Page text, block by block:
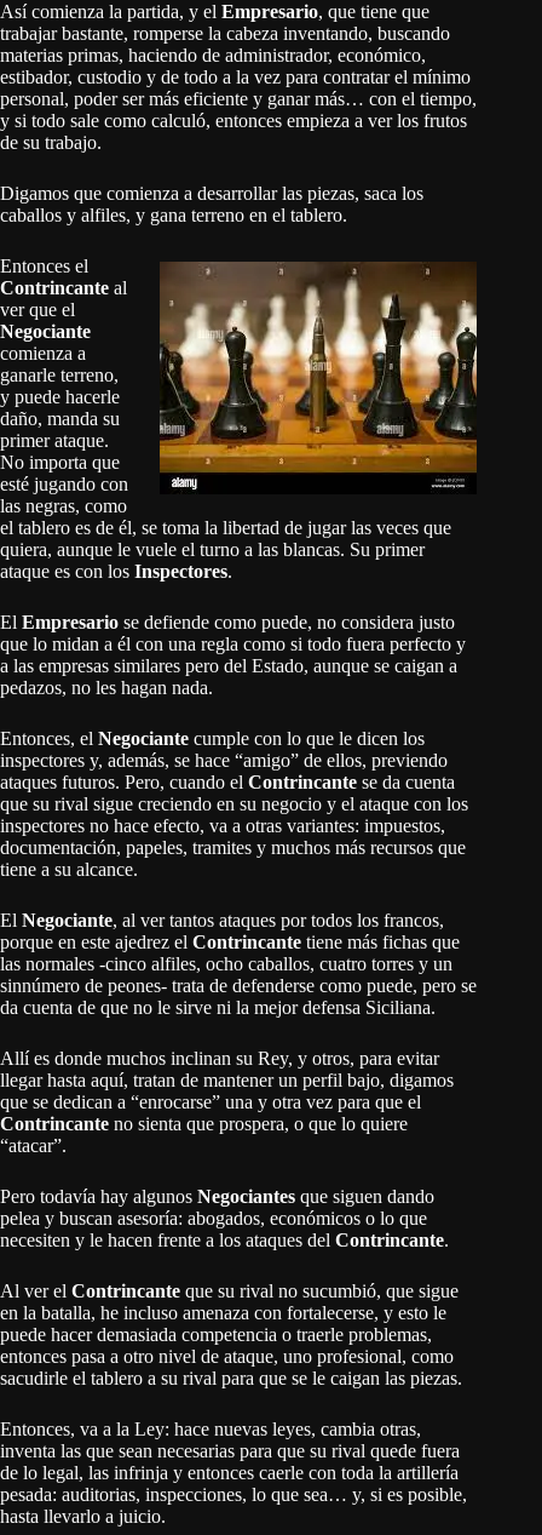
Así comienza la partida, y el Empresario, que tiene que
trabajar bastante, romperse la cabeza inventando, buscando
materias primas, haciendo de administrador, económico,
estibador, custodio y de todo a la vez para contratar el mínimo
personal, poder ser más eficiente y ganar más… con el tiempo,
y si todo sale como calculó, entonces empieza a ver los frutos
de su trabajo.
Digamos que comienza a desarrollar las piezas, saca los
caballos y alfiles, y gana terreno en el tablero.
Entonces el
Contrincante al
ver que el
Negociante
comienza a
ganarle terreno,
y puede hacerle
daño, manda su
primer ataque.
No importa que
esté jugando con
las negras, como
el tablero es de él, se toma la libertad de jugar las veces que
quiera, aunque le vuele el turno a las blancas. Su primer
ataque es con los Inspectores.
El Empresario se defiende como puede, no considera justo
que lo midan a él con una regla como si todo fuera perfecto y
a las empresas similares pero del Estado, aunque se caigan a
pedazos, no les hagan nada.
Entonces, el Negociante cumple con lo que le dicen los
inspectores y, además, se hace “amigo” de ellos, previendo
ataques futuros. Pero, cuando el Contrincante se da cuenta
que su rival sigue creciendo en su negocio y el ataque con los
inspectores no hace efecto, va a otras variantes: impuestos,
documentación, papeles, tramites y muchos más recursos que
tiene a su alcance.
El Negociante, al ver tantos ataques por todos los francos,
porque en este ajedrez el Contrincante tiene más fichas que
las normales -cinco alfiles, ocho caballos, cuatro torres y un
sinnúmero de peones- trata de defenderse como puede, pero se
da cuenta de que no le sirve ni la mejor defensa Siciliana.
Allí es donde muchos inclinan su Rey, y otros, para evitar
llegar hasta aquí, tratan de mantener un perfil bajo, digamos
que se dedican a “enrocarse” una y otra vez para que el
Contrincante no sienta que prospera, o que lo quiere
“atacar”.
Pero todavía hay algunos Negociantes que siguen dando
pelea y buscan asesoría: abogados, económicos o lo que
necesiten y le hacen frente a los ataques del Contrincante.
Al ver el Contrincante que su rival no sucumbió, que sigue
en la batalla, he incluso amenaza con fortalecerse, y esto le
puede hacer demasiada competencia o traerle problemas,
entonces pasa a otro nivel de ataque, uno profesional, como
sacudirle el tablero a su rival para que se le caigan las piezas.
Entonces, va a la Ley: hace nuevas leyes, cambia otras,
inventa las que sean necesarias para que su rival quede fuera
de lo legal, las infrinja y entonces caerle con toda la artillería
pesada: auditorias, inspecciones, lo que sea… y, si es posible,
hasta llevarlo a juicio.